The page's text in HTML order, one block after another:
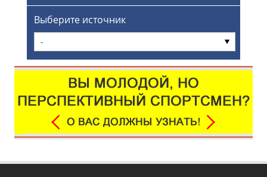
Выберите источник
-